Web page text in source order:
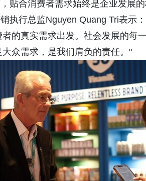
贴合消费者需求始终是企业发展
执行总监Nguyen Quang Tri表示
的真实需求出发。社会发展的每
众需求，是我们肩负的责任。"